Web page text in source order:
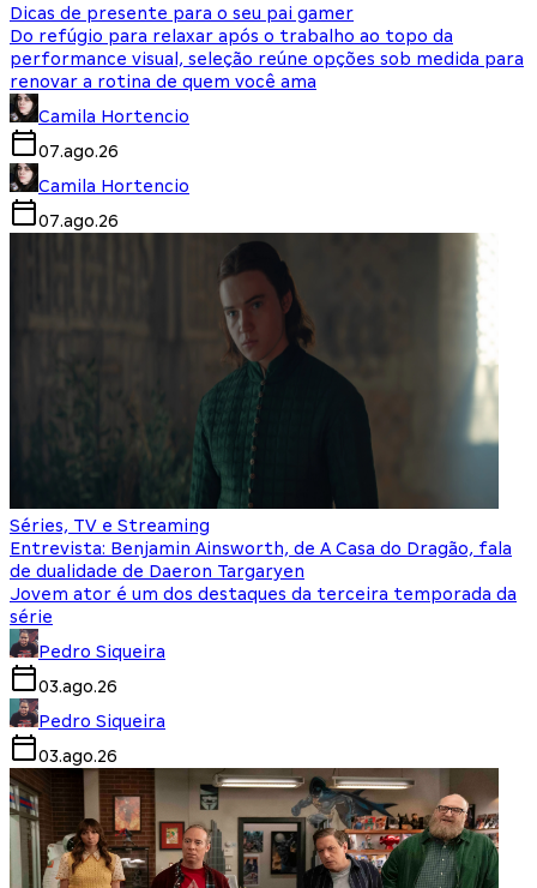
Dicas de presente para o seu pai gamer
Do refúgio para relaxar após o trabalho ao topo da
performance visual, seleção reúne opções sob medida para
renovar a rotina de quem você ama
Camila Hortencio
07.ago.26
Camila Hortencio
07.ago.26
Séries, TV e Streaming
Entrevista: Benjamin Ainsworth, de A Casa do Dragão, fala
de dualidade de Daeron Targaryen
Jovem ator é um dos destaques da terceira temporada da
série
Pedro Siqueira
03.ago.26
Pedro Siqueira
03.ago.26